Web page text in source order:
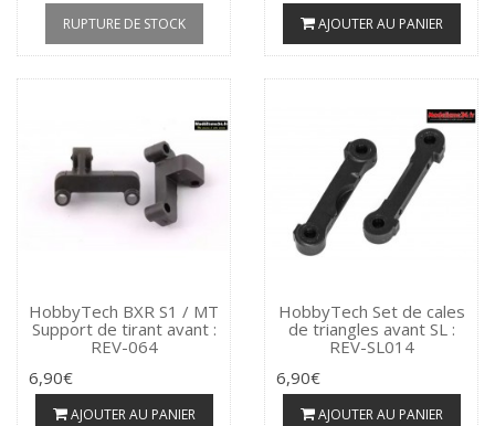
RUPTURE DE STOCK AJOUTER AU PANIER
HobbyTech BXR S1 / MT
Support de tirant avant :
REV-064
6,90€
AJOUTER AU PANIER
HobbyTech Set de cales
de triangles avant SL :
REV-SL014
6,90€
AJOUTER AU PANIER